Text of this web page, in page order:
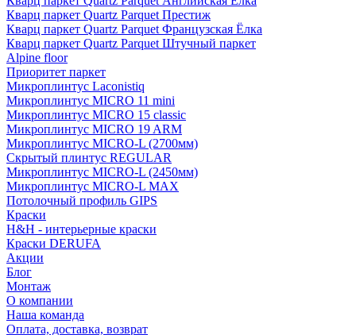
Кварц паркет Quartz Parquet Престиж
Кварц паркет Quartz Parquet Французская Ёлка
Кварц паркет Quartz Parquet Штучный паркет
Alpine floor
Приоритет паркет
Микроплинтус Laconistiq
Микроплинтус MICRO 11 mini
Микроплинтус MICRO 15 classic
Микроплинтус MICRO 19 ARM
Микроплинтус MICRO-L (2700мм)
Скрытый плинтус REGULAR
Микроплинтус MICRO-L (2450мм)
Микроплинтус MICRO-L MAX
Потолочный профиль GIPS
Краски
H&H - интерьерные краски
Краски DERUFA
Акции
Блог
Монтаж
О компании
Наша команда
Оплата, доставка, возврат